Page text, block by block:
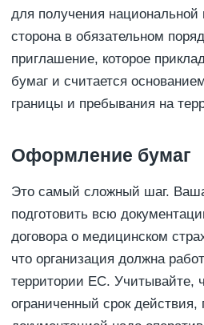
для получения
сторона в обязательном
приглашение, которое
бумаг и считается
границы и пребывания на
Оформление бумаг
Это самый сложный шаг.
подготовить всю
договора о медицинском
что организация должна
территории ЕС. Учитывайте,
ограниченный срок действия,